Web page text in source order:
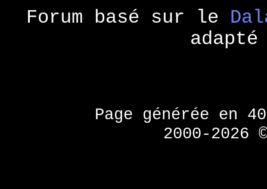
Forum basé sur le
Page générée en
2000-2026